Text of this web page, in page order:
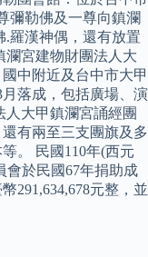
彌勒佛及一尊向鎮瀾
.羅漢神偶，還有放置
瀾宮建物財團法人大
中附近及台中市大甲
月落成，包括廣場、演
大甲鎮瀾宮誦經團
有兩至三支團旗及多
。 民國110年(西元
會於民國67年捐助成
291,634,678元整，並